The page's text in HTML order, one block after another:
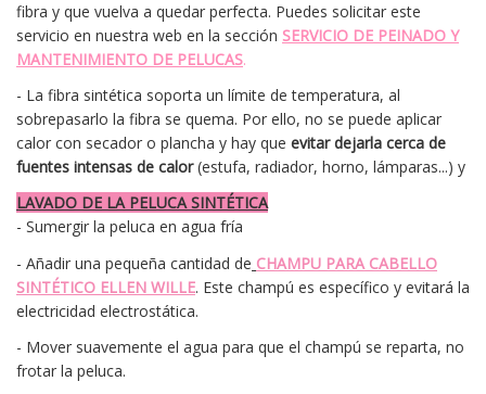
fibra y que vuelva a quedar perfecta. Puedes solicitar este
servicio en nuestra web en la sección SERVICIO DE PEINADO Y
MANTENIMIENTO DE PELUCAS.
- La fibra sintética soporta un límite de temperatura, al
sobrepasarlo la fibra se quema. Por ello, no se puede aplicar
calor con secador o plancha y hay que evitar dejarla cerca de
fuentes intensas de calor(estufa, radiador, horno, lámparas...) y
LAVADO DE LA PELUCA SINTÉTICA
- Sumergir la peluca en agua fría
- Añadir una pequeña cantidad de CHAMPU PARA CABELLO
SINTÉTICO ELLEN WILLE. Este champú es específico y evitará la
electricidad electrostática.
- Mover suavemente el agua para que el champú se reparta, no
frotar la peluca.